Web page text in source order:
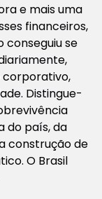
e mais uma
financeiros,
conseguiu se
Distingue-
do país, da
construção de
O Brasil